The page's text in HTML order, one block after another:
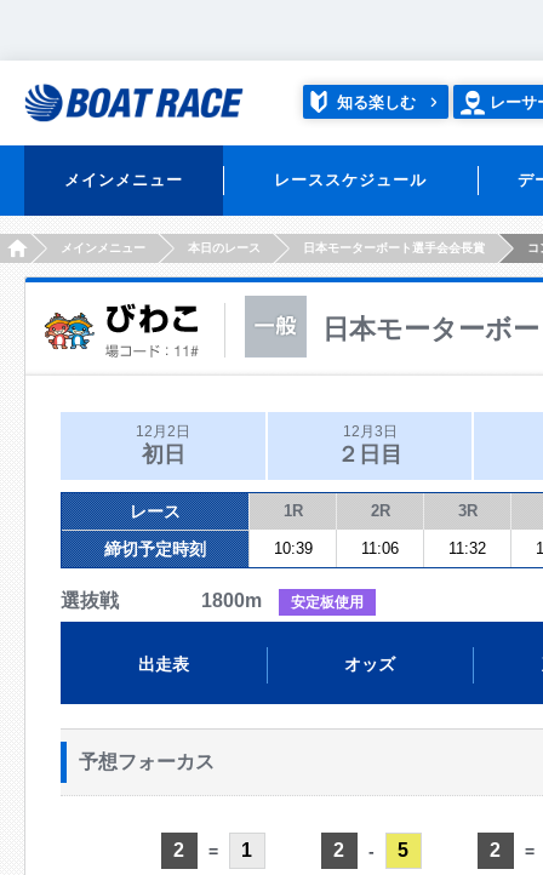
知る楽しむ レーサ
メインメニュー レーススケジュール デ
HOMEメインメニュー 本日のレース 日本モーターボート選手会会長賞 コ
日本モーターボ
12月2日
初日
12月3日
２日目
レース 1R 2R 3R
締切予定時刻 10:39 11:06 11:32
選抜戦 1800m 安定板使用
出走表 オッズ
予想フォーカス
2 = 1 2 - 5 2 =